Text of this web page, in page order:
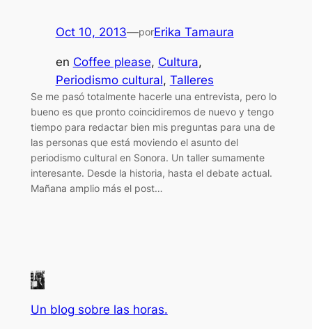
Oct 10, 2013—porErika Tamaura
en Coffee please, Cultura
Periodismo cultural, Talleres
Se me pasó totalmente hacerle una entrevista, pero lo
bueno es que pronto coincidiremos de nuevo y tengo
tiempo para redactar bien mis preguntas para una de
las personas que está moviendo el asunto del
periodismo cultural en Sonora. Un taller sumamente
interesante. Desde la historia, hasta el debate actual.
Mañana amplio más el post…
Un blog sobre las horas.